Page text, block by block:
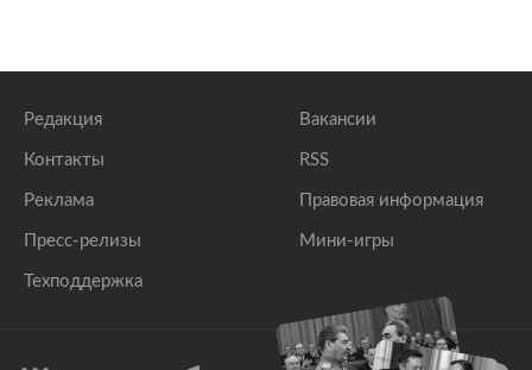
Редакция
Контакты
Реклама
Пресс-релизы
Техподдержка
Вакансии
RSS
Правовая информация
Мини-игры